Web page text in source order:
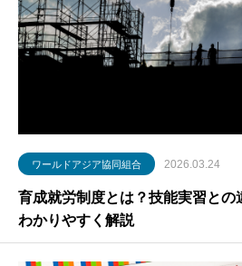
ワールドアジア協同組合 2026.03.24
育成就労制度とは？技能実習との
わかりやすく解説